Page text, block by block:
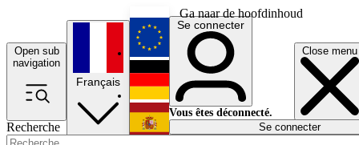
Ga naar de hoofdinhoud
Open sub
navigation
Close menu
Recherche
Français
English
Deutsch
Español
Se connecter
Vous êtes déconnecté.
Se connecter